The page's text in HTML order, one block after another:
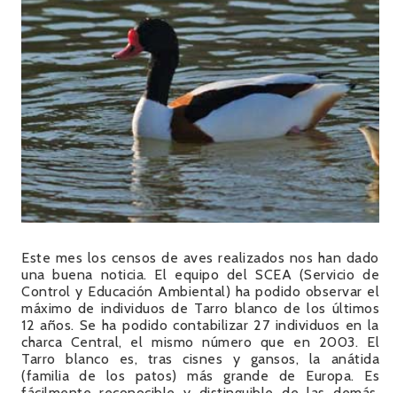
Este mes los censos de aves realizados nos han dado
una buena noticia. El equipo del SCEA (Servicio de
Control y Educación Ambiental) ha podido observar el
máximo de individuos de Tarro blanco de los últimos
12 años. Se ha podido contabilizar 27 individuos en la
charca Central, el mismo número que en 2003. El
Tarro blanco es, tras cisnes y gansos, la anátida
(familia de los patos) más grande de Europa. Es